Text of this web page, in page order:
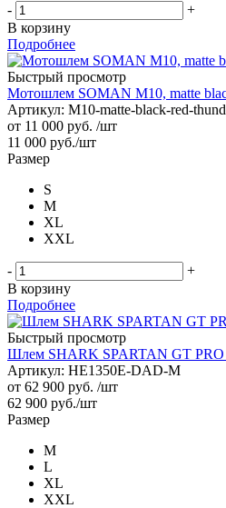
-
+
В корзину
Подробнее
Быстрый просмотр
Мотошлем SOMAN M10, matte
Артикул: M10-matte-black-red-
от 11 000 руб. /шт
11 000 руб./шт
Размер
S
M
XL
XXL
-
+
В корзину
Подробнее
Быстрый просмотр
Шлем SHARK SPARTAN GT
Артикул: HE1350E-DAD-M
от 62 900 руб. /шт
62 900 руб./шт
Размер
M
L
XL
XXL